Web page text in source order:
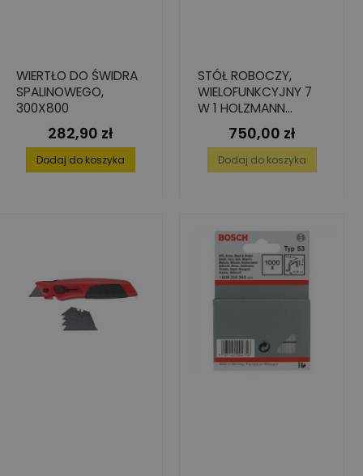
WIERTŁO DO ŚWIDRA
SPALINOWEGO,
300X800
Cena
282,90 zł
Dodaj do koszyka
STÓŁ ROBOCZY,
WIELOFUNKCYJNY 7
W 1 HOLZMANN
MF7IN1Cena
750,00 zł
Dodaj do koszyka